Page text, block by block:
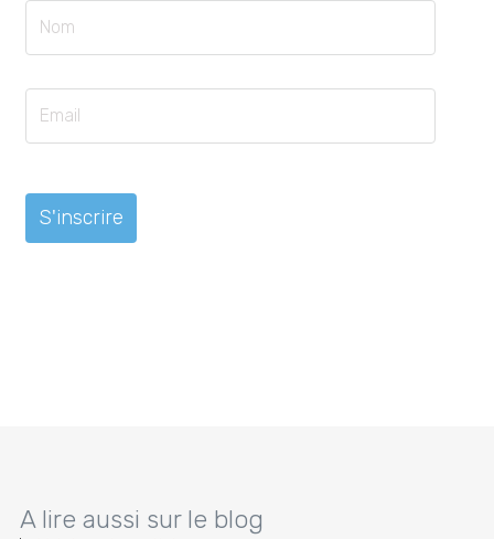
A lire aussi sur le blog